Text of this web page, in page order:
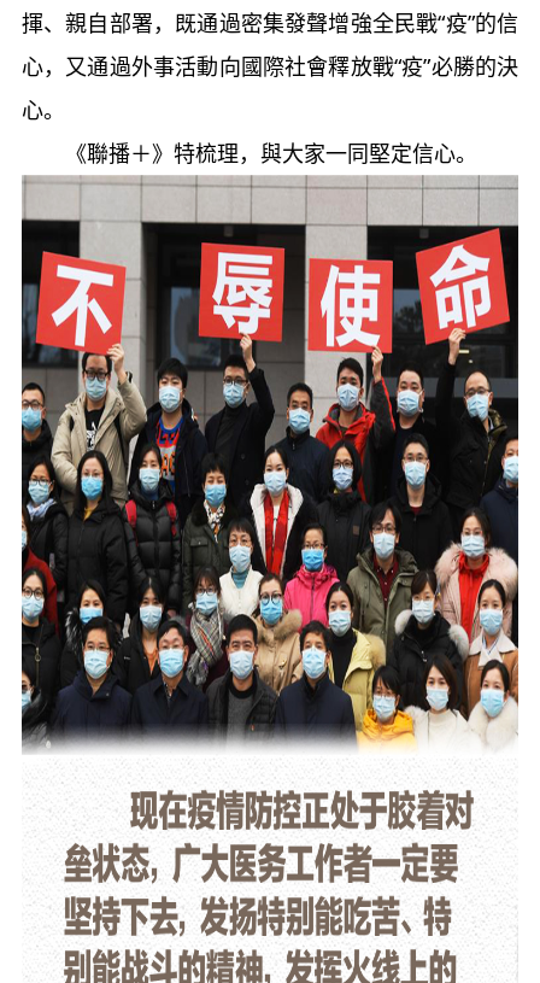
揮、親自部署，既通過密集發聲增強全民戰“疫”的信
心，又通過外事活動向國際社會釋放戰“疫”必勝的決
心。
《聯播＋》特梳理，與大家一同堅定信心。